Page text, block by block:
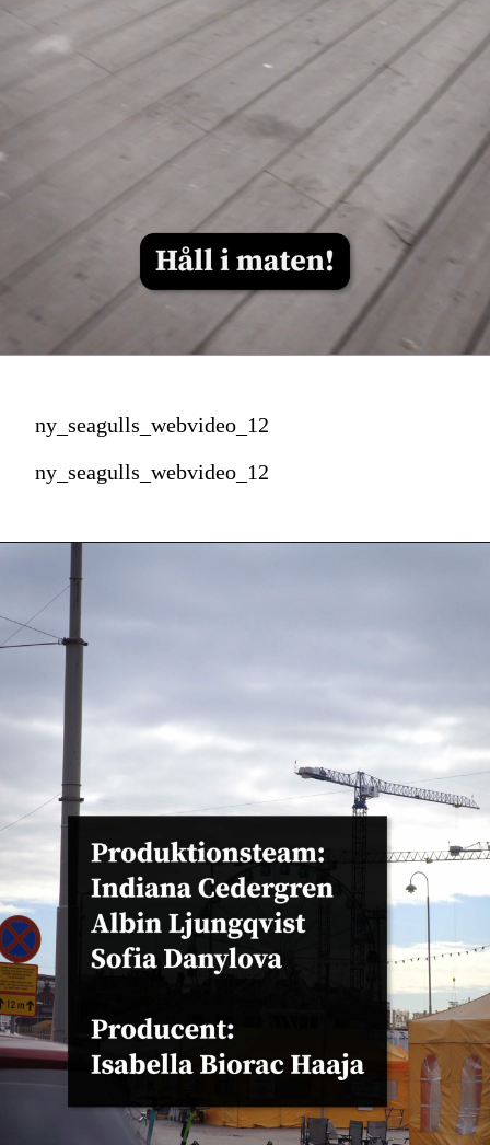
ny_seagulls_webvideo_12
ny_seagulls_webvideo_12